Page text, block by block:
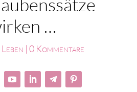
…
|0 Kommentare